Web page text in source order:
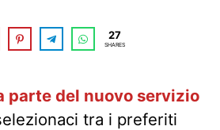
27
SHARES
parte del nuovo servizio
tra i preferiti